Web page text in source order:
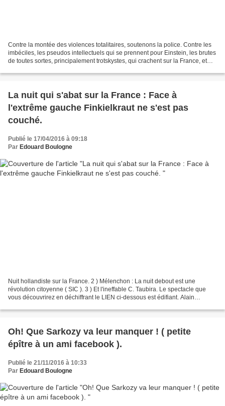
Contre la montée des violences totalitaires, soutenons la police. Contre les
imbéciles, les pseudos intellectuels qui se prennent pour Einstein, les brutes
de toutes sortes, principalement trotskystes, qui crachent sur la France, et
La nuit qui s'abat sur la France : Face à
l'extrême gauche Finkielkraut ne s'est pas
couché.
Publié le 17/04/2016 à 09:18
Par Edouard Boulogne
Nuit hollandiste sur la France. 2 ) Mélenchon : La nuit debout est une
révolution citoyenne ( SIC ). 3 ) Et l'ineffable C. Taubira. Le spectacle que
vous découvrirez en déchiffrant le LIEN ci-dessous est édifiant. Alain
Oh! Que Sarkozy va leur manquer ! ( petite
épître à un ami facebook ).
Publié le 21/11/2016 à 10:33
Par Edouard Boulogne